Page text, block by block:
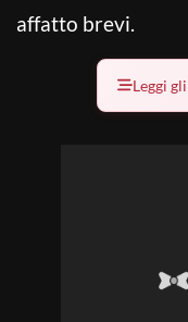
affatto brevi.
Leggi